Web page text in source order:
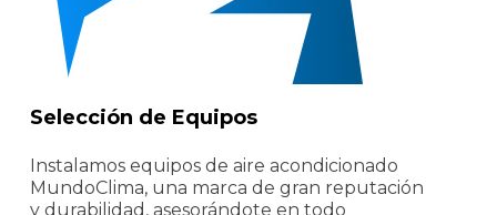
Selección de Equipos
Instalamos equipos de aire acondicionado
MundoClima, una marca de gran reputación
y durabilidad, asesorándote en todo